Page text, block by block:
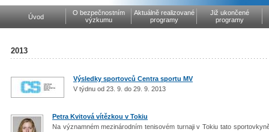
Úvod
O bezpečnostním
výzkumu
Aktuálně realizované
programy
Již ukončené
programy
2013
Výsledky sportovců Centra sportu MV
V týdnu od 23. 9. do 29. 9. 2013
Petra Kvitová vítězkou v Tokiu
Na významném mezinárodním tenisovém turnaji v Tokiu tato